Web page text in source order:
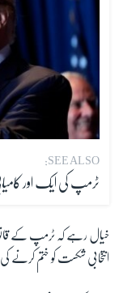
SEE ALSO:
ٹرمپ کی ایک اور
انتخابی شکست کو ختم کرنے